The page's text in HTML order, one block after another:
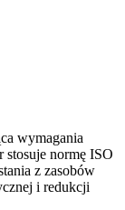
wymagania
stosuje normę ISO
z zasobów
i redukcji